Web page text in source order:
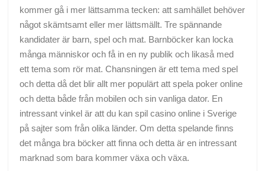
kommer gå i mer lättsamma tecken: att samhället behöver
något skämtsamt eller mer lättsmällt. Tre spännande
kandidater är barn, spel och mat. Barnböcker kan locka
många människor och få in en ny publik och likaså med
ett tema som rör mat. Chansningen är ett tema med spel
och detta då det blir allt mer populärt att spela poker online
och detta både från mobilen och sin vanliga dator. En
intressant vinkel är att du kan spil casino online i Sverige
på sajter som från olika länder. Om detta spelande finns
det många bra böcker att finna och detta är en intressant
marknad som bara kommer växa och växa.